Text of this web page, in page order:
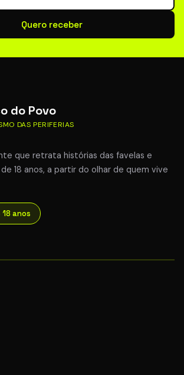
Quero receber
do Povo
DAS PERIFERIAS
que retrata histórias das favelas e
18 anos, a partir do olhar de quem vive
anos